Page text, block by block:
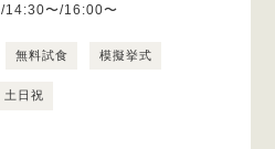
14:30〜/16:00〜
無料試食 模擬挙式
土日祝